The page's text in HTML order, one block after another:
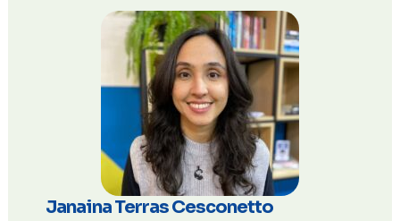
Janaina Terras Cesconetto